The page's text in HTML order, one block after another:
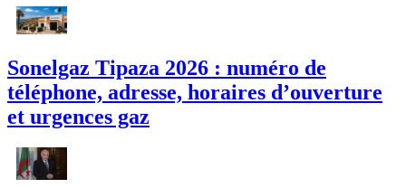
Sonelgaz Tipaza 2026 : numéro de
téléphone, adresse, horaires d’ouverture
et urgences gaz